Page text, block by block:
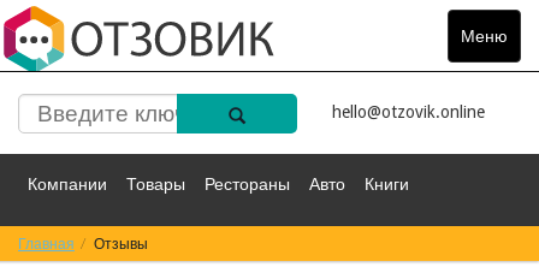
Меню
Toggle
hello@otzovik.online
Компании Товары Рестораны Авто Книги
Спорт Фильмы
Главная Отзывы